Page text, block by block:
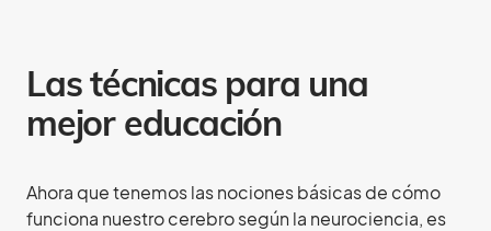
Las técnicas para una
mejor educación
Ahora que tenemos las nociones básicas de cómo
funciona nuestro cerebro según la neurociencia, es